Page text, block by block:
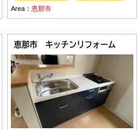
Area：恵那市
恵那市 キッチンリフォーム